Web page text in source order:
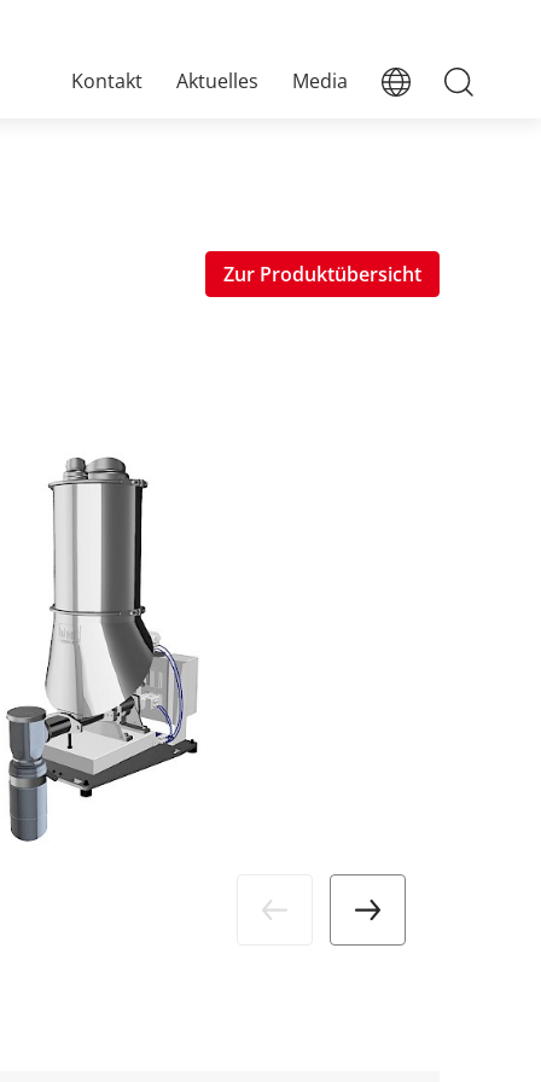
Kontakt Aktuelles Media
Zur Produktübersicht